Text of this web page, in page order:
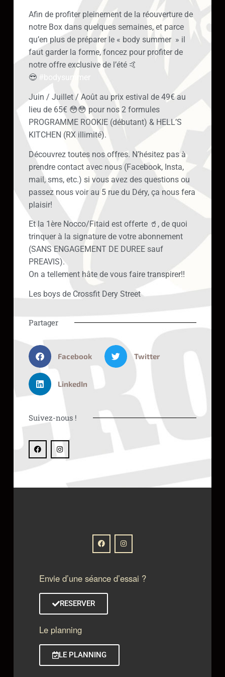
Afin de profiter pleinement de la réouverture de
notre Box dans quelques semaines, et parce
qu’en plus de préparer le « body summer » il
faut garder la forme, foncez pour profiter de
notre offre exclusive de l’été 🤙
😎
#bodysummer
Juin / Juillet / Août au prix estival de 49€ au
lieu de 65€ 😳😳 pour nos 2 formules
PROGRAMME ROOKIE (débutant) & HELL’S
KITCHEN (RX illimité).
Découvrez toutes nos offres. N’hésitez pas à
prendre contact avec nous (Facebook, Insta,
mail, sms, etc.) si vous avez des questions ou
passez nous voir au 5 rue du Déry, ça nous fera
plaisir!
Et la 1ère Nocco/Fitaid est offerte 🥤, de quoi
trinquer à la signature de votre abonnement
(SANS ENGAGEMENT DE DUREE sauf
PREAVIS).
On a tellement hâte de vous faire transpirer!!
Les boys de Crossfit Dery Street
Partager
Facebook Twitter
LinkedIn
Suivez-nous !
Envie d’une séance d’essai ?
RESERVER
Le planning
LE PLANNING